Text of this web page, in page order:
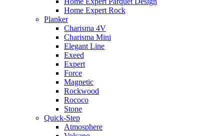
Home Expert Rock
Planker
Charisma 4V
Charisma Mini
Elegant Line
Exeed
Expert
Force
Magnetic
Rockwood
Rococo
Stone
Quick-Step
Atmosphere